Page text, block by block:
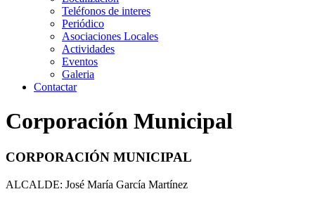
Teléfonos de interes
Periódico
Asociaciones Locales
Actividades
Eventos
Galeria
Contactar
Corporación Municipal
CORPORACIÓN MUNICIPAL
ALCALDE: José María García Martínez